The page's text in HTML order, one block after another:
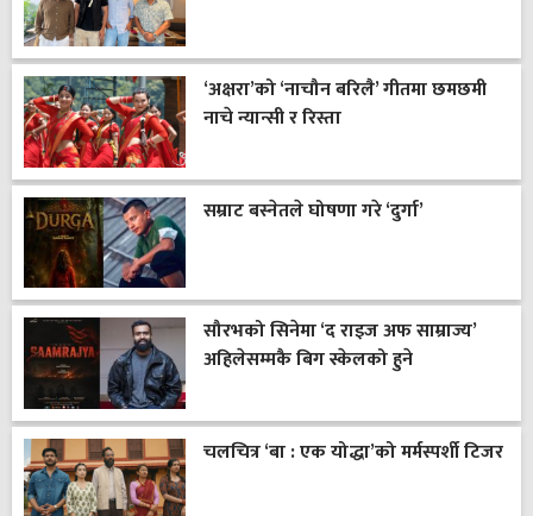
‘अक्षरा’को ‘नाचौन बरिलै’ गीतमा छमछमी
नाचे न्यान्सी र रिस्ता
सम्राट बस्नेतले घोषणा गरे ‘दुर्गा’
सौरभको सिनेमा ‘द राइज अफ साम्राज्य’
अहिलेसम्मकै बिग स्केलको हुने
चलचित्र ‘बा : एक योद्धा’को मर्मस्पर्शी टिजर